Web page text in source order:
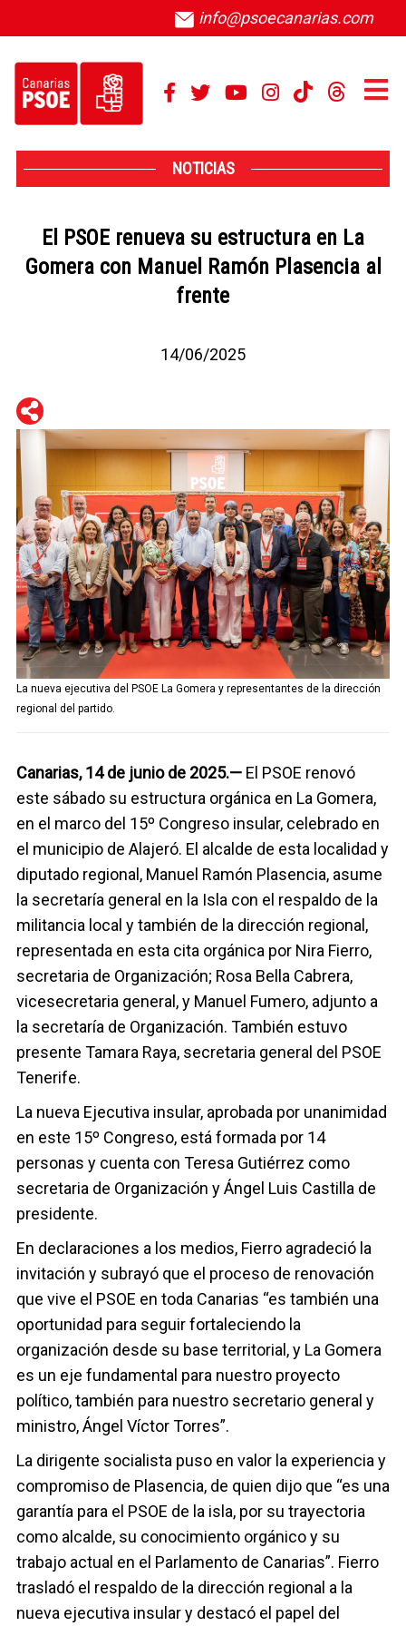
info@psoecanarias.com
NOTICIAS
El PSOE renueva su estructura en La
Gomera con Manuel Ramón Plasencia al
frente
14/06/2025
Telegram
Facebook
Twitter
La nueva ejecutiva del PSOE La Gomera y representantes de la dirección
regional del partido.
Canarias, 14 de junio de 2025.— El PSOE renovó
este sábado su estructura orgánica en La Gomera,
en el marco del 15º Congreso insular, celebrado en
el municipio de Alajeró. El alcalde de esta localidad y
diputado regional, Manuel Ramón Plasencia, asume
la secretaría general en la Isla con el respaldo de la
militancia local y también de la dirección regional,
representada en esta cita orgánica por Nira Fierro,
secretaria de Organización; Rosa Bella Cabrera,
vicesecretaria general, y Manuel Fumero, adjunto a
la secretaría de Organización. También estuvo
presente Tamara Raya, secretaria general del PSOE
Tenerife.
La nueva Ejecutiva insular, aprobada por unanimidad
en este 15º Congreso, está formada por 14
personas y cuenta con Teresa Gutiérrez como
secretaria de Organización y Ángel Luis Castilla de
presidente.
En declaraciones a los medios, Fierro agradeció la
invitación y subrayó que el proceso de renovación
que vive el PSOE en toda Canarias “es también una
oportunidad para seguir fortaleciendo la
organización desde su base territorial, y La Gomera
es un eje fundamental para nuestro proyecto
político, también para nuestro secretario general y
ministro, Ángel Víctor Torres”.
La dirigente socialista puso en valor la experiencia y
compromiso de Plasencia, de quien dijo que “es una
garantía para el PSOE de la isla, por su trayectoria
como alcalde, su conocimiento orgánico y su
trabajo actual en el Parlamento de Canarias”. Fierro
trasladó el respaldo de la dirección regional a la
nueva ejecutiva insular y destacó el papel del